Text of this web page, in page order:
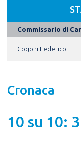
Commissario di
Cogoni Federico
Cronaca
10 su 10: